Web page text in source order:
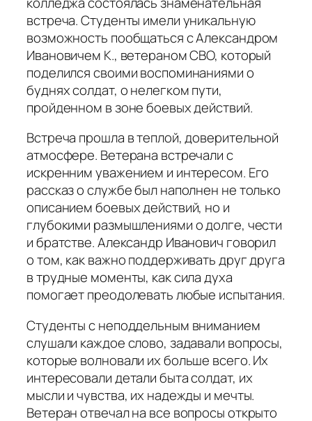
встреча. Студенты имели уникальную
возможность пообщаться с Александром
Ивановичем К., ветераном СВО, который
поделился своими воспоминаниями о
буднях солдат, о нелегком пути,
пройденном в зоне боевых действий.
Встреча прошла в теплой, доверительной
атмосфере. Ветерана встречали с
искренним уважением и интересом. Его
рассказ о службе был наполнен не только
описанием боевых действий, но и
глубокими размышлениями о долге, чести
и братстве. Александр Иванович говорил
о том, как важно поддерживать друг друга
в трудные моменты, как сила духа
помогает преодолевать любые испытания.
Студенты с неподдельным вниманием
слушали каждое слово, задавали вопросы,
которые волновали их больше всего. Их
интересовали детали быта солдат, их
мысли и чувства, их надежды и мечты.
Ветеран отвечал на все вопросы открыто